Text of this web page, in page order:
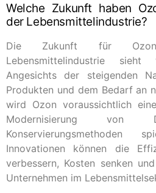
Welche Zukunft haben
der Lebensmittelindustrie?
Die Zukunft für
Lebensmittelindustrie sieht
Angesichts der steigenden
Produkten und dem Bedarf an
wird Ozon voraussichtlich
Modernisierung von
Konservierungsmethoden
Innovationen können die
verbessern, Kosten senken
Unternehmen im